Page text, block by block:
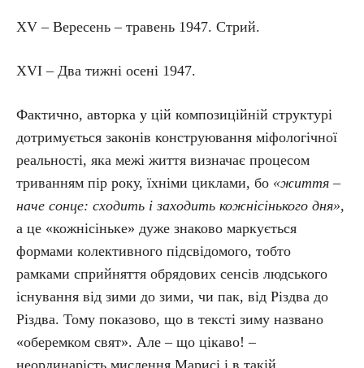
XV – Вересень – травень 1947. Стрий.
XVI – Два тижні осені 1947.
Фактично, авторка у цій композиційній структурі
дотримується законів конструювання міфологічної
реальності, яка межі життя визначає процесом
триванням пір року, їхніми циклами, бо «життя –
наче сонце: сходить і заходить кожнісінького дня»,
а це «кожнісіньке» дуже знаково маркується
формами колективного підсвідомого, тобто
рамками сприйняття обрядових сенсів людського
існування від зими до зими, чи пак, від Різдва до
Різдва. Тому показово, що в тексті зиму названо
«оберемком свят». Але – що цікаво! –
неординарість мислення Марисі і в такій